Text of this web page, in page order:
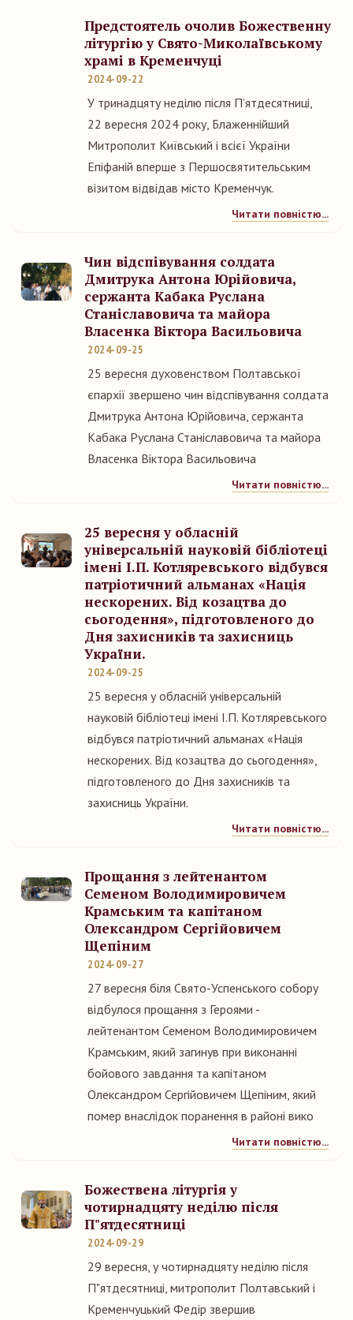
Предстоятель очолив Божественну
літургію у Свято-Миколаївському
храмі в Кременчуці
2024-09-22
У тринадцяту неділю після Пʼятдесятниці,
22 вересня 2024 року, Блаженнійший
Митрополит Київський і всієї України
Епіфаній вперше з Першосвятительським
візитом відвідав місто Кременчук.
Читати повністю...
Чин відспівування солдата
Дмитрука Антона Юрійовича,
сержанта Кабака Руслана
Станіславовича та майора
Власенка Віктора Васильовича
2024-09-25
25 вересня духовенством Полтавської
єпархії звершено чин відспівування солдата
Дмитрука Антона Юрійовича, сержанта
Кабака Руслана Станіславовича та майора
Власенка Віктора Васильовича
Читати повністю...
25 вересня у обласній
універсальній науковій бібліотеці
імені І.П. Котляревського відбувся
патріотичний альманах «Нація
нескорених. Від козацтва до
сьогодення», підготовленого до
Дня захисників та захисниць
України.
2024-09-25
25 вересня у обласній універсальній
науковій бібліотеці імені І.П. Котляревського
відбувся патріотичний альманах «Нація
нескорених. Від козацтва до сьогодення»,
підготовленого до Дня захисників та
захисниць України.
Читати повністю...
Прощання з лейтенантом
Семеном Володимировичем
Крамським та капітаном
Олександром Сергійовичем
Щепіним
2024-09-27
27 вересня біля Свято-Успенського собору
відбулося прощання з Героями -
лейтенантом Семеном Володимировичем
Крамським, який загинув при виконанні
бойового завдання та капітаном
Олександром Сергійовичем Щепіним, який
помер внаслідок поранення в районі вико
Читати повністю...
Божествена літургія у
чотирнадцяту неділю після
П"ятдесятниці
2024-09-29
29 вересня, у чотирнадцяту неділю після
П"ятдесятниці, митрополит Полтавський і
Кременчуцький Федір звершив